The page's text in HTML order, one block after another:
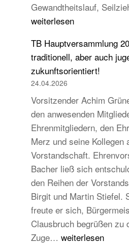
Gewandtheitslauf,
weiterlesen
TB Hauptversammlung
traditionell, aber auch
zukunftsorientiert!
24.04.2026
Vorsitzender Achim
den anwesenden
Ehrenmitgliedern, den
Merz und seine Kollegen
Vorstandschaft.
Bacher ließ sich
den Reihen der
Birgit und Martin Stiefel.
freute er sich,
Clausbruch begrüßen zu
Zuge… TB
weiterlesen